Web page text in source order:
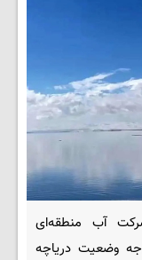
آب منطقه‌ای
وضعیت دریاچه